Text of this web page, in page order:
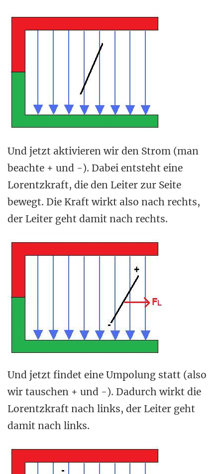
Und jetzt aktivieren wir den Strom (man
beachte + und -). Dabei entsteht eine
Lorentzkraft, die den Leiter zur Seite
bewegt. Die Kraft wirkt also nach rechts,
der Leiter geht damit nach rechts.
Und jetzt findet eine Umpolung statt (also
wir tauschen + und -). Dadurch wirkt die
Lorentzkraft nach links, der Leiter geht
damit nach links.